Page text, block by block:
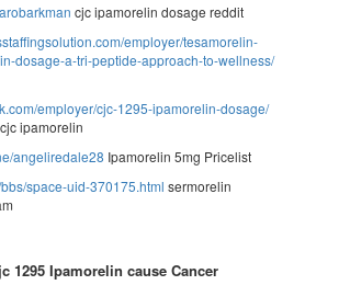
cjc ipamorelin dosage reddit
employer/tesamorelin-
dosage-a-tri-peptide-approach-to-wellness/
employer/cjc-1295-ipamorelin-dosage/
ipamorelin
angeliredale28 Ipamorelin 5mg Pricelist
space-uid-370175.html sermorelin
1295 Ipamorelin cause Cancer